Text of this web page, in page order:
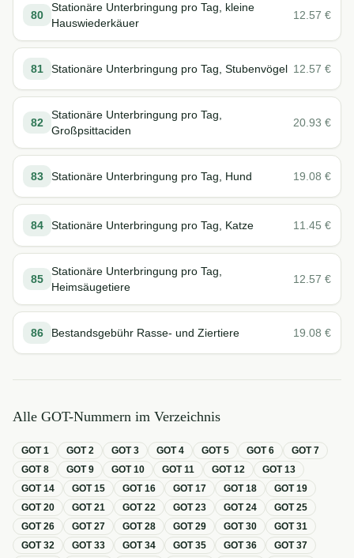
80
Stationäre Unterbringung pro Tag, kleine
Hauswiederkäuer
12.57 €
81 Stationäre Unterbringung pro Tag, Stubenvögel 12.57 €
82
Stationäre Unterbringung pro Tag,
Großpsittaciden
20.93 €
83 Stationäre Unterbringung pro Tag, Hund 19.08 €
84 Stationäre Unterbringung pro Tag, Katze 11.45 €
85
Stationäre Unterbringung pro Tag,
Heimsäugetiere
12.57 €
86 Bestandsgebühr Rasse- und Ziertiere 19.08 €
Alle GOT-Nummern im Verzeichnis
GOT1 GOT2 GOT3 GOT4 GOT5 GOT6 GOT7
GOT8 GOT9 GOT10 GOT11 GOT12 GOT13
GOT14 GOT15 GOT16 GOT17 GOT18 GOT19
GOT20 GOT21 GOT22 GOT23 GOT24 GOT25
GOT26 GOT27 GOT28 GOT29 GOT30 GOT31
GOT32 GOT33 GOT34 GOT35 GOT36 GOT37